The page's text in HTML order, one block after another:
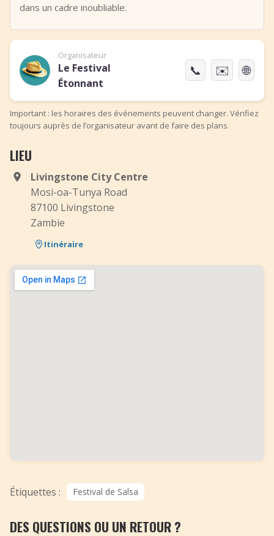
dans un cadre inoubliable.
Organisateur
Le Festival
Étonnant
📞 ✉️ 🌐
Important : les horaires des événements peuvent changer. Vérifiez
toujours auprès de l’organisateur avant de faire des plans.
LIEU
Livingstone City Centre
Mosi-oa-Tunya Road
87100 Livingstone
Zambie
Itinéraire
Étiquettes : Festival de Salsa
DES QUESTIONS OU UN RETOUR ?